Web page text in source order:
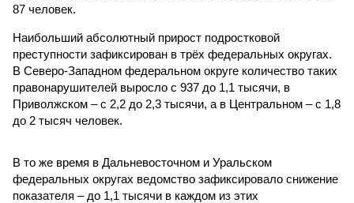
87 человек.
Наибольший абсолютный прирост подростковой
преступности зафиксирован в трёх федеральных округах.
В Северо-Западном федеральном округе количество таких
правонарушителей выросло с 937 до 1,1 тысячи, в
Приволжском – с 2,2 до 2,3 тысячи, а в Центральном – с 1,8
до 2 тысяч человек.
В то же время в Дальневосточном и Уральском
федеральных округах ведомство зафиксировало снижение
показателя – до 1,1 тысячи в каждом из этих